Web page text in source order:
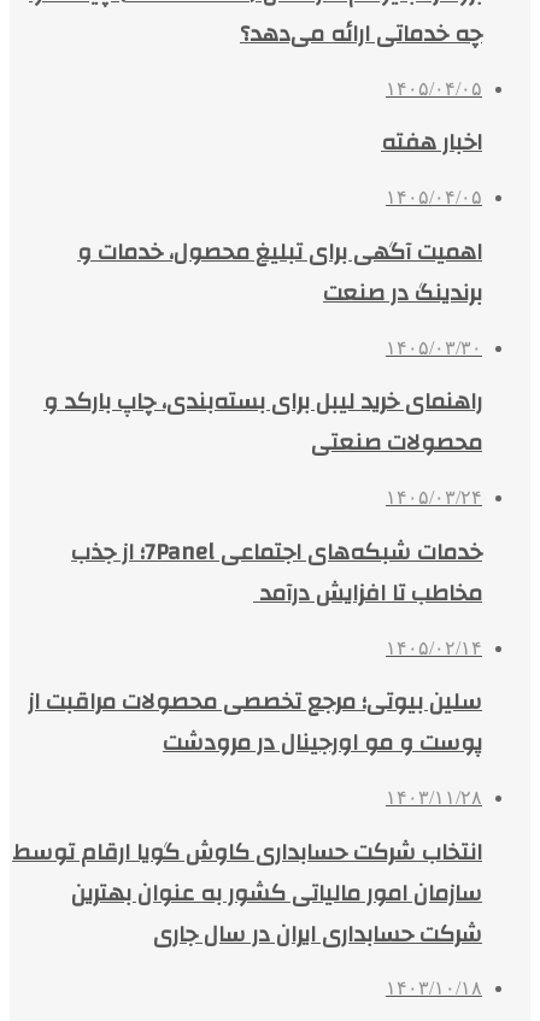
چه خدماتی ارائه می‌دهد؟
۱۴۰۵/۰۴/۰۵
اخبار هفته
۱۴۰۵/۰۴/۰۵
اهمیت آگهی برای تبلیغ محصول، خدمات و
برندینگ در صنعت
۱۴۰۵/۰۳/۳۰
راهنمای خرید لیبل برای بسته‌بندی، چاپ بارکد و
محصولات صنعتی
۱۴۰۵/۰۳/۲۴
خدمات شبکه‌های اجتماعی 7Panel؛ از جذب
مخاطب تا افزایش درآمد
۱۴۰۵/۰۲/۱۴
سلین بیوتی؛ مرجع تخصصی محصولات مراقبت از
پوست و مو اورجینال در مرودشت
۱۴۰۳/۱۱/۲۸
انتخاب شرکت حسابداری کاوش گویا ارقام توسط
سازمان امور مالیاتی کشور به عنوان بهترین
شرکت حسابداری ایران در سال جاری
۱۴۰۳/۱۰/۱۸